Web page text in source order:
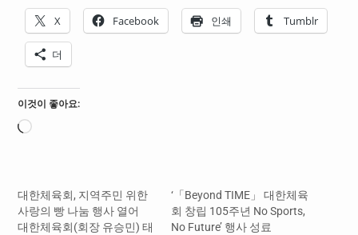
X Facebook 인쇄 Tumblr
더
이것이 좋아요:
로
대한체육회, 지역주민 위한
사랑의 빵 나눔 행사 열어
대한체육회(회장 유승민) 태
‘「Beyond TIME」 대한체육
회 창립 105주년 No Sports,
No Future’ 행사 성료